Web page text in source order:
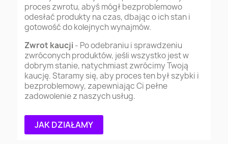
proces zwrotu, abyś mógł bezproblemowo
odesłać produkty na czas, dbając o ich stan i
gotowość do kolejnych wynajmów.
Zwrot kaucji - Po odebraniu i sprawdzeniu
zwróconych produktów, jeśli wszystko jest w
dobrym stanie, natychmiast zwrócimy Twoją
kaucję. Staramy się, aby proces ten był szybki i
bezproblemowy, zapewniając Ci pełne
zadowolenie z naszych usług.
JAK DZIAŁAMY